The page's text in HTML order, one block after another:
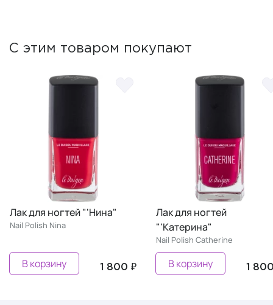
С этим товаром покупают
Лак для ногтей "'Нина"
Nail Polish Nina
1 800 ₽
В корзину
Лак для ногтей
"'Катерина"
Nail Polish Сatherine
1 800
В корзину